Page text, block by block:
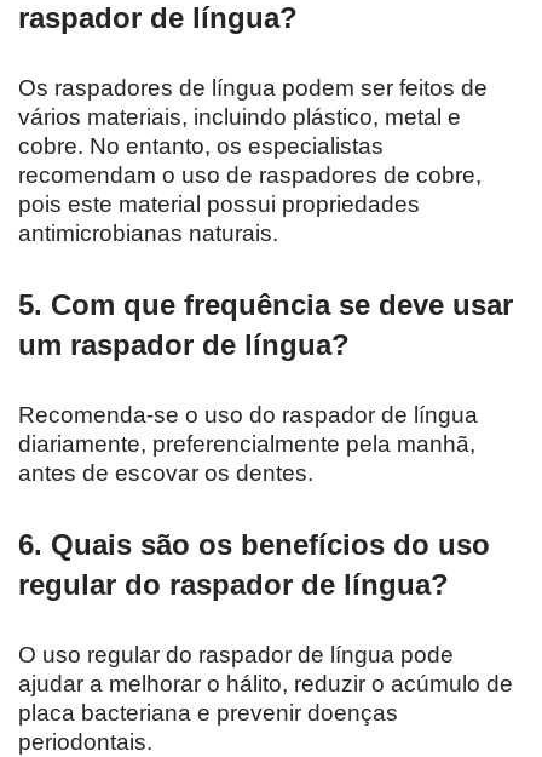
raspador de língua?
Os raspadores de língua podem ser feitos de
vários materiais, incluindo plástico, metal e
cobre. No entanto, os especialistas
recomendam o uso de raspadores de cobre,
pois este material possui propriedades
antimicrobianas naturais.
5. Com que frequência se deve usar
um raspador de língua?
Recomenda-se o uso do raspador de língua
diariamente, preferencialmente pela manhã,
antes de escovar os dentes.
6. Quais são os benefícios do uso
regular do raspador de língua?
O uso regular do raspador de língua pode
ajudar a melhorar o hálito, reduzir o acúmulo de
placa bacteriana e prevenir doenças
periodontais.